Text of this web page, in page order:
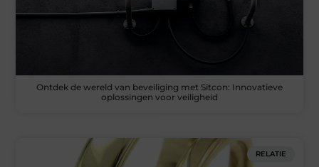
Ontdek de wereld van beveiliging met Sitcon: Innovatieve
oplossingen voor veiligheid
RELATIE